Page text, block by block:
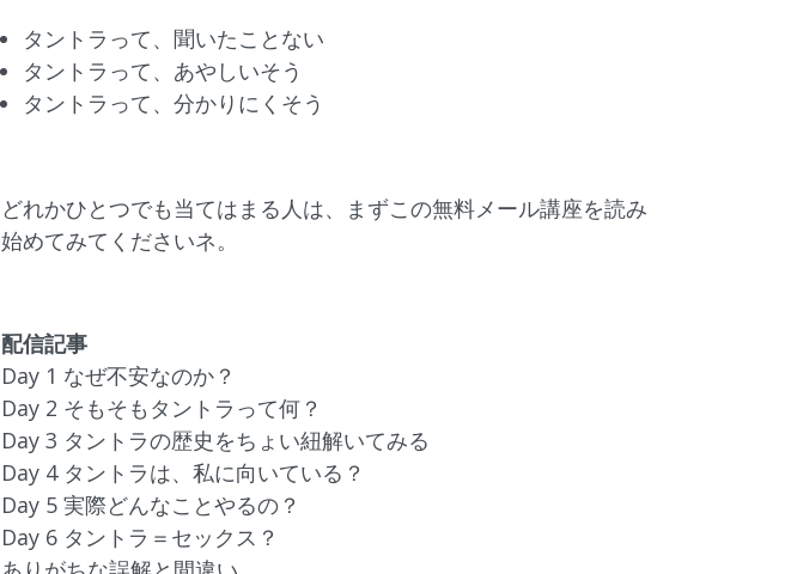
タントラって、聞いたことない
タントラって、あやしいそう
タントラって、分かりにくそう
どれかひとつでも当てはまる人は、まずこの無料メール講座を読み
始めてみてくださいネ。
配信記事
Day 1 なぜ不安なのか？
Day 2 そもそもタントラって何？
Day 3 タントラの歴史をちょい紐解いてみる
Day 4 タントラは、私に向いている？
Day 5 実際どんなことやるの？
Day 6 タントラ＝セックス？